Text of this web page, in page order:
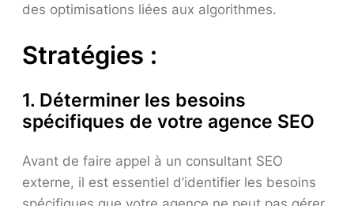
des optimisations liées aux algorithmes.
Stratégies :
1. Déterminer les besoins
spécifiques de votre agence SEO
Avant de faire appel à un consultant SEO
externe, il est essentiel d’identifier les besoins